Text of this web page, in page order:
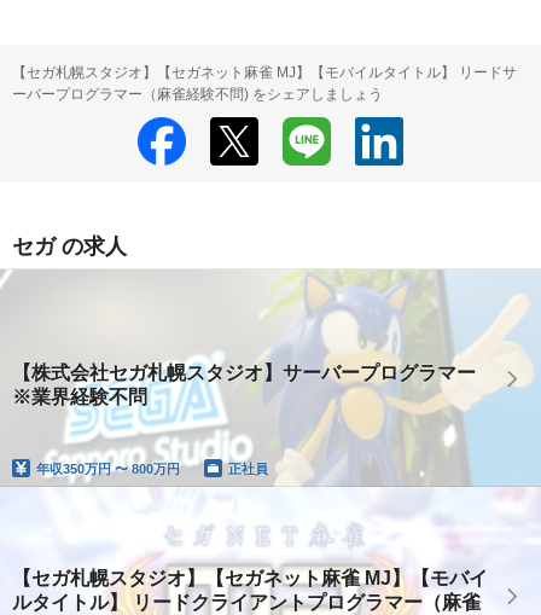
【セガ札幌スタジオ】【セガネット麻雀 MJ】【モバイルタイトル】 リードサ
ーバープログラマー（麻雀経験不問) をシェアしましょう
セガ の求人
【株式会社セガ札幌スタジオ】サーバープログラマー
※業界経験不問
年収350万円 〜 800万円 正社員
【セガ札幌スタジオ】【セガネット麻雀 MJ】【モバイ
ルタイトル】 リードクライアントプログラマー（麻雀